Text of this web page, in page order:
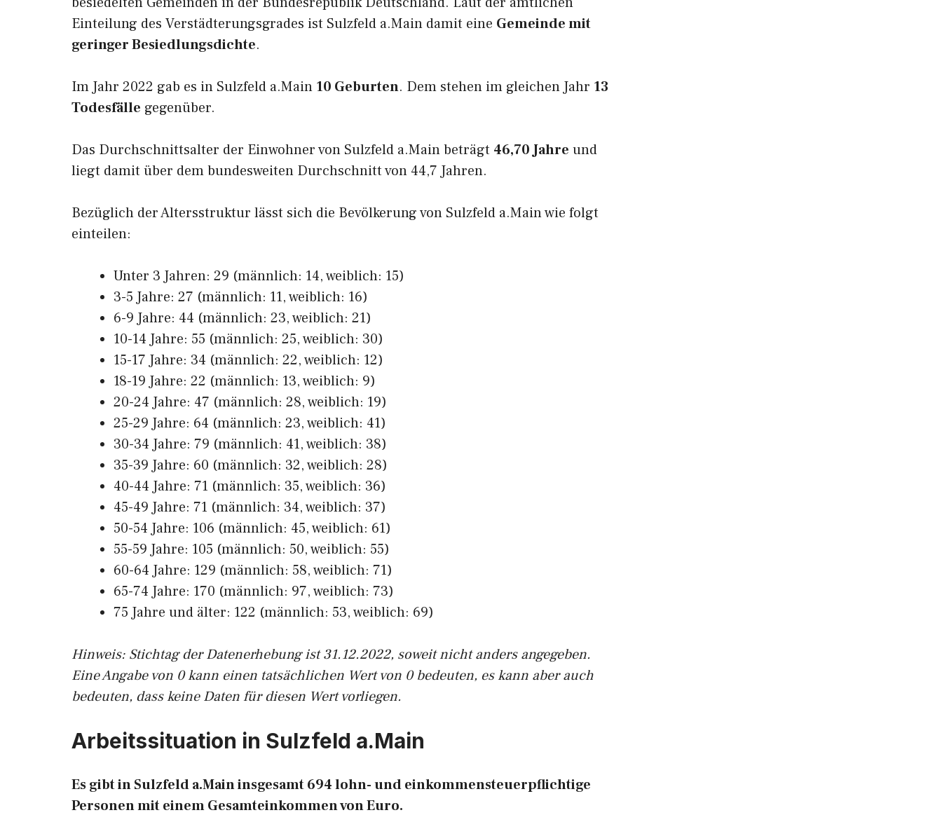
Einteilung des Verstädterungsgrades ist Sulzfeld a.Main damit eine Gemeinde mit
geringer Besiedlungsdichte.
Im Jahr 2022 gab es in Sulzfeld a.Main 10 Geburten. Dem stehen im gleichen Jahr 13
Todesfälle gegenüber.
Das Durchschnittsalter der Einwohner von Sulzfeld a.Main beträgt 46,70 Jahre und
liegt damit über dem bundesweiten Durchschnitt von 44,7 Jahren.
Bezüglich der Altersstruktur lässt sich die Bevölkerung von Sulzfeld a.Main wie folgt
einteilen:
Unter 3 Jahren: 29 (männlich: 14, weiblich: 15)
3-5 Jahre: 27 (männlich: 11, weiblich: 16)
6-9 Jahre: 44 (männlich: 23, weiblich: 21)
10-14 Jahre: 55 (männlich: 25, weiblich: 30)
15-17 Jahre: 34 (männlich: 22, weiblich: 12)
18-19 Jahre: 22 (männlich: 13, weiblich: 9)
20-24 Jahre: 47 (männlich: 28, weiblich: 19)
25-29 Jahre: 64 (männlich: 23, weiblich: 41)
30-34 Jahre: 79 (männlich: 41, weiblich: 38)
35-39 Jahre: 60 (männlich: 32, weiblich: 28)
40-44 Jahre: 71 (männlich: 35, weiblich: 36)
45-49 Jahre: 71 (männlich: 34, weiblich: 37)
50-54 Jahre: 106 (männlich: 45, weiblich: 61)
55-59 Jahre: 105 (männlich: 50, weiblich: 55)
60-64 Jahre: 129 (männlich: 58, weiblich: 71)
65-74 Jahre: 170 (männlich: 97, weiblich: 73)
75 Jahre und älter: 122 (männlich: 53, weiblich: 69)
Hinweis: Stichtag der Datenerhebung ist 31.12.2022, soweit nicht anders angegeben.
Eine Angabe von 0 kann einen tatsächlichen Wert von 0 bedeuten, es kann aber auch
bedeuten, dass keine Daten für diesen Wert vorliegen.
Arbeitssituation in Sulzfeld a.Main
Es gibt in Sulzfeld a.Main insgesamt 694 lohn- und einkommensteuerpflichtige
Personen mit einem Gesamteinkommen von Euro.